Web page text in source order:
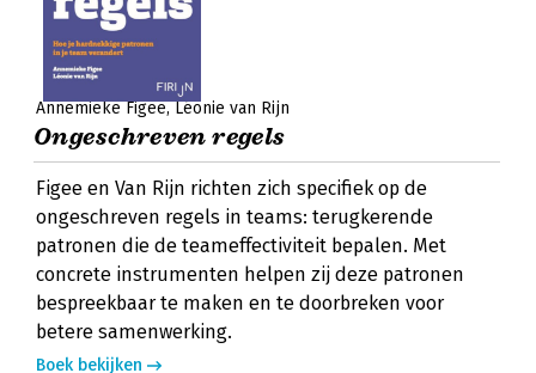
Annemieke Figee Léonie van Rijn
Ongeschreven regels
Figee en Van Rijn richten zich specifiek op de
ongeschreven regels in teams: terugkerende
patronen die de teameffectiviteit bepalen. Met
concrete instrumenten helpen zij deze patronen
bespreekbaar te maken en te doorbreken voor
betere samenwerking.
Boek bekijken